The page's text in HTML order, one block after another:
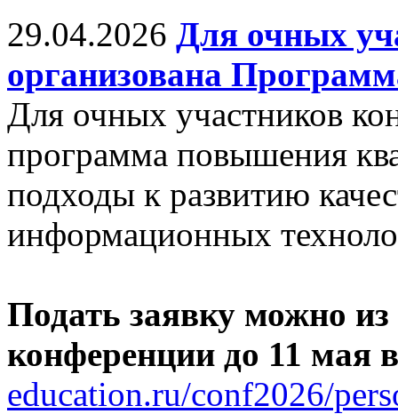
29.04.2026 Для очных
организована
Для очных участников
программа повышения
подходы к развитию
информационных
Подать заявку можно
конференции до 11 мая
education.ru/conf2026/